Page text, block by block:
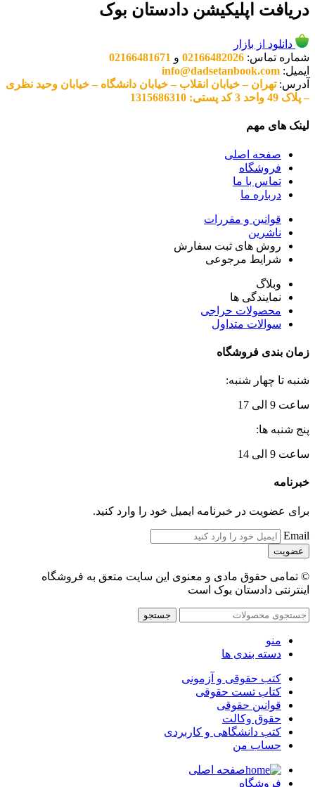
دریافت اپلیکیشن دادستان بوک
دانلود از بازار
شماره تماس: 02166482026 و 02166481671
ایمیل: info@dadsetanbook.com
آدرس:تهران – خیابان انقلاب – خیابان دانشگاه – خیابان وحید نظری
– پلاک 49 واحد 3 کد پستی: 1315686310
لینک های مهم
صفحه اصلی
فروشگاه
تماس با ما
درباره ما
قوانین و مقررات
ناشرین
روش های ثبت سفارش
شرایط مرجوعی
وبلاگ
نمایندگی ها
محصولات حراجی
سوالات متداول
زمان بندی فروشگاه
شنبه تا چهار شنبه:
ساعت 9 الی 17
پنج شنبه ها:
ساعت 9 الی 14
خبرنامه
برای عضویت در خبرنامه ایمیل خود را وارد کنید.
Email
© تمامی حقوق مادی و معنوی این سایت متعق به فروشگاه
اینترنتی دادستان بوک است
جستجو
منو
دسته بندی ها
کتب حقوقی و آزمونی
کتاب تست حقوقی
قوانین حقوقی
حقوق وکالت
کتب دانشگاهی و کاربردی
حساب من
صفحه اصلی
فروشگاه